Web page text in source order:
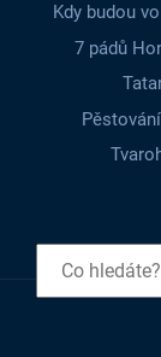
Kdy budou
7 pádů